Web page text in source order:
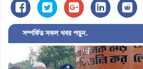
সম্পর্কিত সকল খবর পড়ুন..